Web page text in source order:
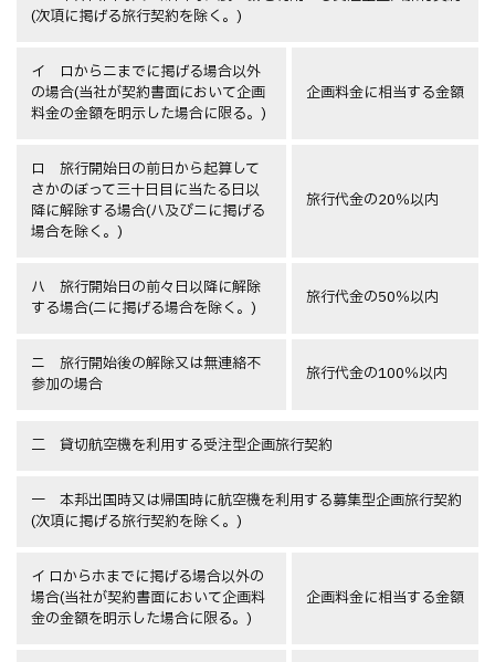
(次項に掲げる旅行契約を除く。)
イ ロからニまでに掲げる場合以外
の場合(当社が契約書面において企画
料金の金額を明示した場合に限る。)
企画料金に相当する金額
ロ 旅行開始日の前日から起算して
さかのぼって三十日目に当たる日以
降に解除する場合(ハ及びニに掲げる
場合を除く。)
旅行代金の20％以内
ハ 旅行開始日の前々日以降に解除
する場合(ニに掲げる場合を除く。)
旅行代金の50％以内
ニ 旅行開始後の解除又は無連絡不
参加の場合
旅行代金の100％以内
二 貸切航空機を利用する受注型企画旅行契約
一 本邦出国時又は帰国時に航空機を利用する募集型企画旅行契約
(次項に掲げる旅行契約を除く。)
イ ロからホまでに掲げる場合以外の
場合(当社が契約書面において企画料
金の金額を明示した場合に限る。)
企画料金に相当する金額